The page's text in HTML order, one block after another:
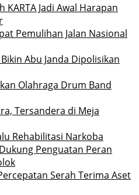
KARTA Jadi Awal Harapan
Pemulihan Jalan Nasional
Abu Janda Dipolisikan
Olahraga Drum Band
Tersandera di Meja
Rehabilitasi Narkoba
Penguatan Peran
Serah Terima Aset